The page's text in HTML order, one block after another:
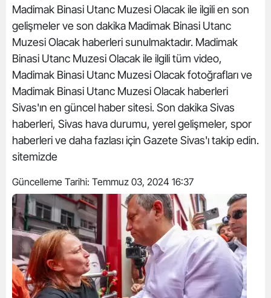
Madimak Binasi Utanc Muzesi Olacak ile ilgili en son
gelişmeler ve son dakika Madimak Binasi Utanc
Muzesi Olacak haberleri sunulmaktadır. Madimak
Binasi Utanc Muzesi Olacak ile ilgili tüm video,
Madimak Binasi Utanc Muzesi Olacak fotoğrafları ve
Madimak Binasi Utanc Muzesi Olacak haberleri
Sivas'ın en güncel haber sitesi. Son dakika Sivas
haberleri, Sivas hava durumu, yerel gelişmeler, spor
haberleri ve daha fazlası için Gazete Sivas'ı takip edin.
sitemizde
Güncelleme Tarihi: Temmuz 03, 2024 16:37